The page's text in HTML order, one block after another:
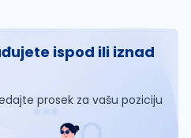
ispod ili iznad
prosek za vašu poziciju